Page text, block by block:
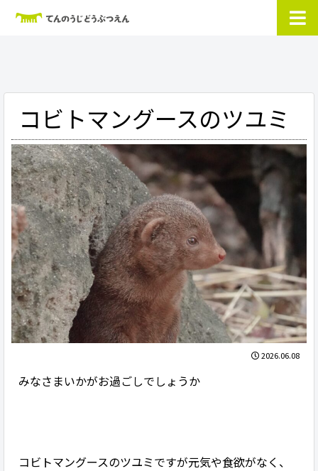
コビトマングースのツユミ
2026.06.08
みなさまいかがお過ごしでしょうか
コビトマングースのツユミですが元気や食欲がなく、